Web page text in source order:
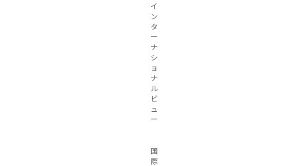
イ
ン
タ
ー
ナ
シ
ョ
ナ
ル
ビ
ュ
ー
国
際